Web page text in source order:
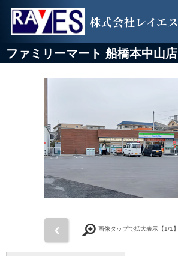
株式会社レイエス
ファミリーマート 船橋本中山店
画像タップで拡大表示【1/1】